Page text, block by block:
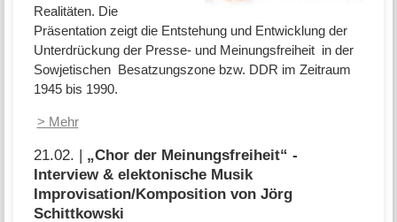
Realitäten. Die
Präsentation zeigt die Entstehung und Entwicklung der
Unterdrückung der Presse- und Meinungsfreiheit in der
Sowjetischen Besatzungszone bzw. DDR im Zeitraum
1945 bis 1990.
> Mehr
21.02. |
„Chor der Meinungsfreiheit“ -
Interview & elektonische Musik
Improvisation/Komposition von Jörg
Schittkowski